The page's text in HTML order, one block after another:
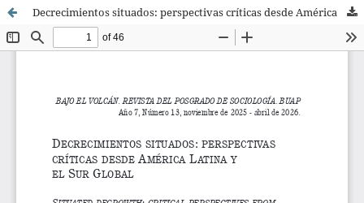
Decrecimientos situados: perspectivas críticas desde América Latina y el Sur Global